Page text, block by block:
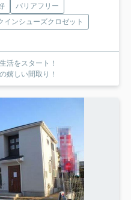
バリアフリー
インシューズクロゼット
活をスタート！
嬉しい間取り！